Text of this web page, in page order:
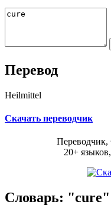
Перевод
Heilmittel
Скачать переводчик
Переводчик,
20+
Словарь: